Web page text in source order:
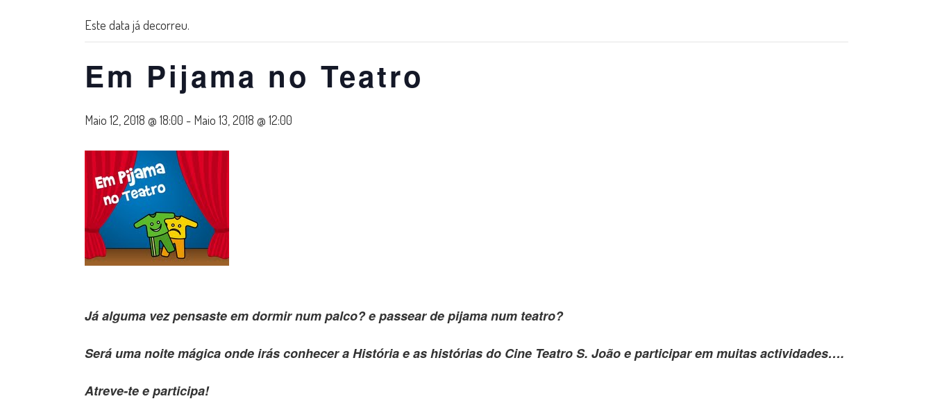
Este data já decorreu.
Em Pijama no Teatro
Maio 12, 2018 @ 18:00 - Maio 13, 2018 @ 12:00
Já alguma vez pensaste em dormir num palco? e passear de pijama num teatro?
Será uma noite mágica onde irás conhecer a História e as histórias do Cine Teatro S. João e participar em muitas actividades….
Atreve-te e participa!